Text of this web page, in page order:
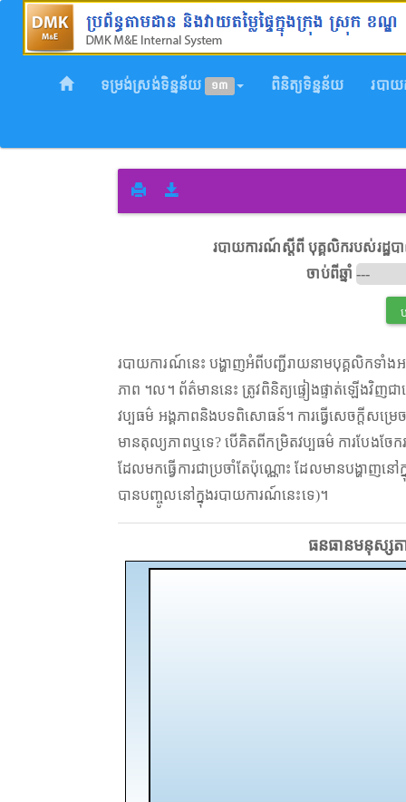
ទម្រង់ស្រង់ទិន្នន័យ ១៣ ពិនិត្យទិន្នន័យ របា
របាយការណ៍ស្តីពី បុគ្គលិករបស់រដ្ឋ
ចាប់ពីឆ្នាំ
របាយការណ៍នេះ បង្ហាញអំពីបញ្ជីរាយនាមបុគ្គលិកទាំ
ភាព ។ល។ ព័ត៌មាននេះ ត្រូវពិនិត្យផ្ទៀងផ្ទាត់ឡើងវិញជា
វប្បធម៌ អង្គភាពនិងបទពិសោធន៍។ ការធ្វើសេចក្តីសម្រេច
មានតុល្យភាពឬទេ? បើគិតពីកម្រិតវប្បធម៌ ការបែងចែ
ដែលមកធ្វើការជាប្រចាំតែប៉ុណ្ណោះ ដែលមានបង្ហាញនៅ
បានបញ្ចូលនៅក្នុងរបាយការណ៍នេះទេ)។
ធនធានមនុស្សត